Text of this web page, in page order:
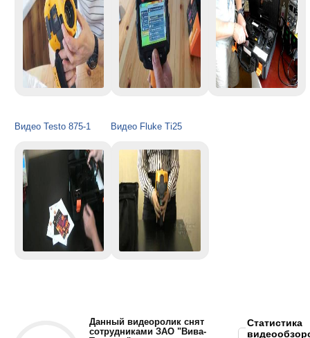
Видео Testo 875-1 Видео Fluke Ti25
Данный видеоролик снят
сотрудниками ЗАО "Вива-
Статистика